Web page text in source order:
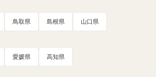
鳥取県 島根県 山口県
愛媛県 高知県